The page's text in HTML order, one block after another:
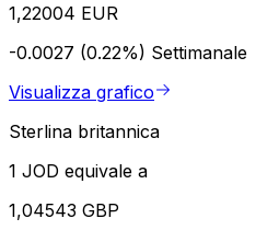
1,22004 EUR
-0.0027 (0.22%) Settimanale
Visualizza grafico
Sterlina britannica
1 JOD equivale a
1,04543 GBP